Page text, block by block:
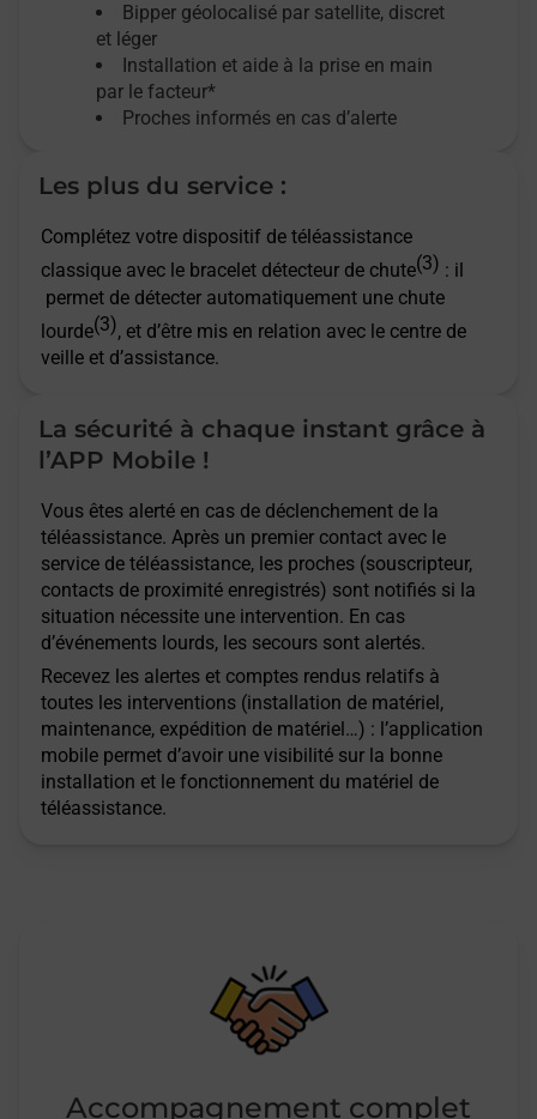
Bipper géolocalisé par satellite, discret
et léger
Installation et aide à la prise en main
par le facteur*
Proches informés en cas d’alerte
Les plus du service :
Complétez votre dispositif de téléassistance
classique avec le bracelet détecteur de chute(3) : il
permet de détecter automatiquement une chute
lourde(3), et d’être mis en relation avec le centre de
veille et d’assistance.
La sécurité à chaque instant grâce à
l’APP Mobile !
Vous êtes alerté en cas de déclenchement de la
téléassistance. Après un premier contact avec le
service de téléassistance, les proches (souscripteur,
contacts de proximité enregistrés) sont notifiés si la
situation nécessite une intervention. En cas
d’événements lourds, les secours sont alertés.
Recevez les alertes et comptes rendus relatifs à
toutes les interventions (installation de matériel,
maintenance, expédition de matériel…) : l’application
mobile permet d’avoir une visibilité sur la bonne
installation et le fonctionnement du matériel de
téléassistance.
Accompagnement complet